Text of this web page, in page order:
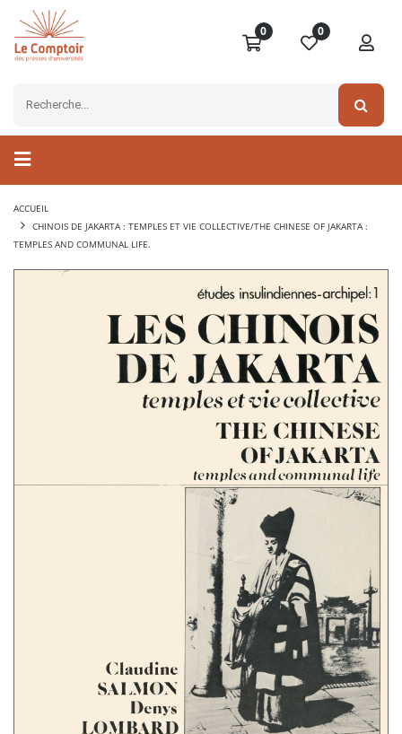
0 0
ACCUEIL
CHINOIS DE JAKARTA : TEMPLES ET VIE COLLECTIVE/THE CHINESE OF JAKARTA :
TEMPLES AND COMMUNAL LIFE.